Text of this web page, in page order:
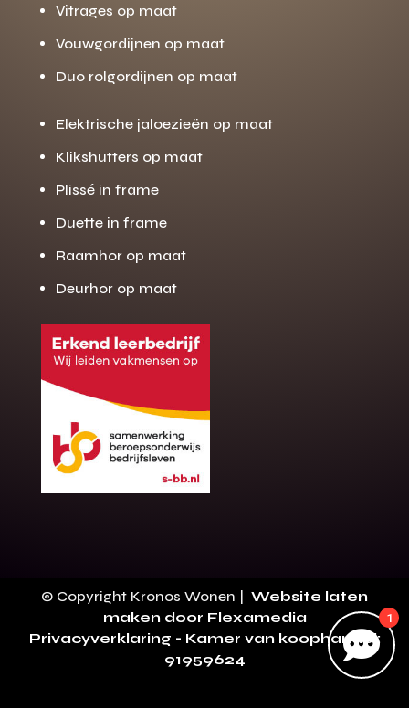
Gratis offerte
op maat?
Binnen 24 uur jouw gratis offerte
10 jaar garantie op de montage
Gratis inmeting (voorwaarden)
Gratis offerte
Direct bellen
Vitrages op maat
Vouwgordijnen op maat
Duo rolgordijnen op maat
Elektrische jaloezieën op maat
Klikshutters op maat
Plissé in frame
Duette in frame
Raamhor op maat
Deurhor op maat

1
© Copyright Kronos Wonen | Website laten
maken door Flexamedia
Privacyverklaring - Kamer van koophandel:
91959624